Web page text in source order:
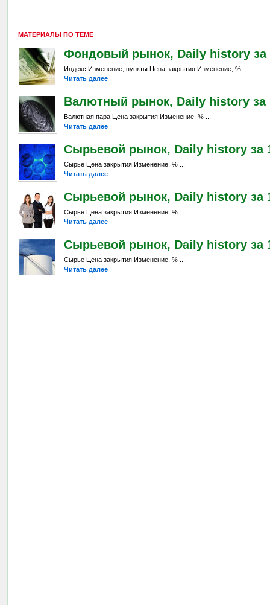
МАТЕРИАЛЫ ПО ТЕМЕ
Фондовый рынок, Daily history за
Индекс Изменение, пункты Цена закрытия Изменение, % ...
Читать далее
Валютный рынок, Daily history за
Валютная пара Цена закрытия Изменение, % ...
Читать далее
Сырьевой рынок, Daily history за
Сырье Цена закрытия Изменение, % ...
Читать далее
Сырьевой рынок, Daily history за
Сырье Цена закрытия Изменение, % ...
Читать далее
Сырьевой рынок, Daily history за
Сырье Цена закрытия Изменение, % ...
Читать далее